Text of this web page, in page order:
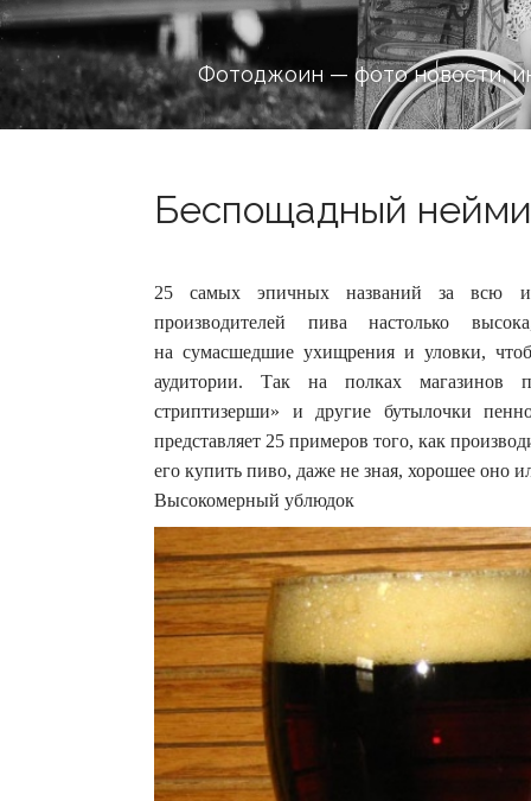
Фотоджоин — фото новости,
Беспощадный
25 самых эпичных названий за всю
производителей пива настолько
на сумасшедшие ухищрения и уловки,
аудитории. Так на полках магазинов
стриптизерши» и другие бутылочки
представляет 25 примеров того, как
его купить пиво, даже не зная, хорошее оно
Высокомерный ублюдок